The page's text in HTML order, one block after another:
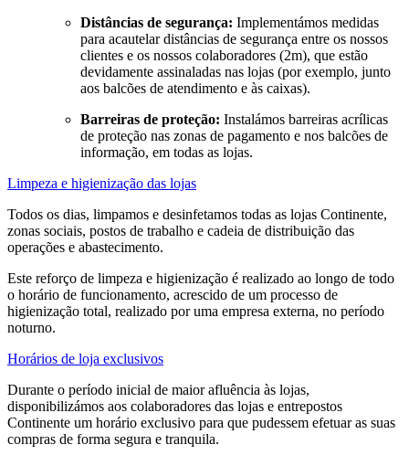
Distâncias de segurança: Implementámos medidas
para acautelar distâncias de segurança entre os nossos
clientes e os nossos colaboradores (2m), que estão
devidamente assinaladas nas lojas (por exemplo, junto
aos balcões de atendimento e às caixas).
Barreiras de proteção: Instalámos barreiras acrílicas
de proteção nas zonas de pagamento e nos balcões de
informação, em todas as lojas.
Limpeza e higienização das lojas
Todos os dias, limpamos e desinfetamos todas as lojas Continente,
zonas sociais, postos de trabalho e cadeia de distribuição das
operações e abastecimento.
Este reforço de limpeza e higienização é realizado ao longo de todo
o horário de funcionamento, acrescido de um processo de
higienização total, realizado por uma empresa externa, no período
noturno.
Horários de loja exclusivos
Durante o período inicial de maior afluência às lojas,
disponibilizámos aos colaboradores das lojas e entrepostos
Continente um horário exclusivo para que pudessem efetuar as suas
compras de forma segura e tranquila.